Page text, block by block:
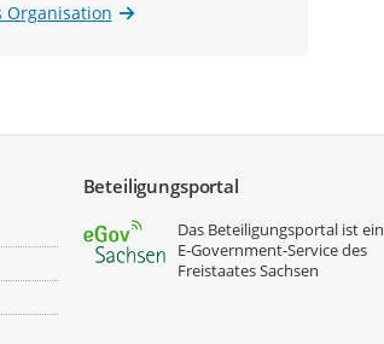
Organisation
Beteiligungsportal
Das Beteiligungsportal ist ein
E‑Government-Service des
Freistaates Sachsen